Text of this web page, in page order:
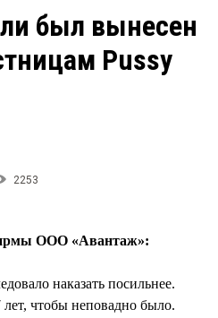
Рейтинги
Блоги
был вынесен
Pussy
2253
ООО «Авантаж»:
наказать посильнее.
чтобы неповадно было.